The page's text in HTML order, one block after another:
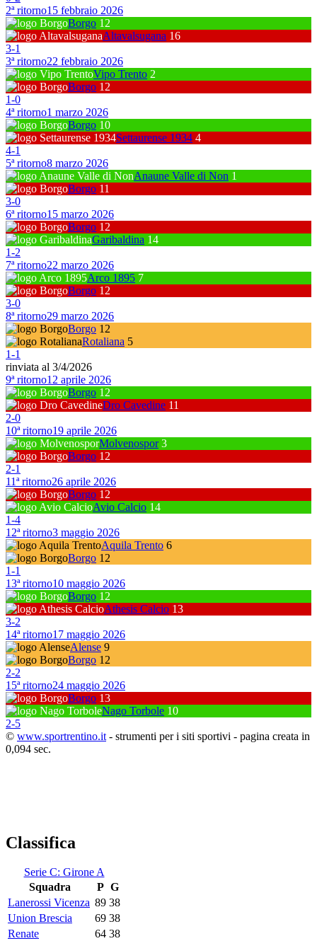
2ª ritorno15 febbraio 2026
Borgo 12
Altavalsugana 16
3-1
3ª ritorno22 febbraio 2026
Vipo Trento 2
Borgo 12
1-0
4ª ritorno1 marzo 2026
Borgo 10
Settaurense 1934 4
4-1
5ª ritorno8 marzo 2026
Anaune Valle di Non 1
Borgo 11
3-0
6ª ritorno15 marzo 2026
Borgo 12
Garibaldina 14
1-2
7ª ritorno22 marzo 2026
Arco 1895 7
Borgo 12
3-0
8ª ritorno29 marzo 2026
Borgo 12
Rotaliana 5
1-1
rinviata al 3/4/2026
9ª ritorno12 aprile 2026
Borgo 12
Dro Cavedine 11
2-0
10ª ritorno19 aprile 2026
Molvenospor 3
Borgo 12
2-1
11ª ritorno26 aprile 2026
Borgo 12
Avio Calcio 14
1-4
12ª ritorno3 maggio 2026
Aquila Trento 6
Borgo 12
1-1
13ª ritorno10 maggio 2026
Borgo 12
Athesis Calcio 13
3-2
14ª ritorno17 maggio 2026
Alense 9
Borgo 12
2-2
15ª ritorno24 maggio 2026
Borgo 13
Nago Torbole 10
2-5
© www.sportrentino.it - strumenti per i siti sportivi - pagina creata in
0,094 sec.
Classifica
Serie C: Girone A
Squadra
P G
Lanerossi Vicenza 89 38
Union Brescia
69 38
Renate
64 38